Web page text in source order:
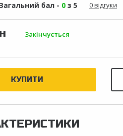
бал - 0 з 5 0 відгуки
Закінчується